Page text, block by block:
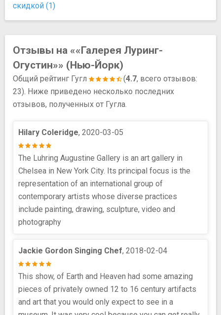
скидкой (1)
Отзывы на ««Галерея Луринг-
Огустин»» (Нью-Йорк)
Общий рейтинг Гугл (4.7, всего отзывов:
23). Ниже приведено несколько последних
отзывов, полученных от Гугла.
Hilary Coleridge, 2020-03-05
The Luhring Augustine Gallery is an art gallery in
Chelsea in New York City. Its principal focus is the
representation of an international group of
contemporary artists whose diverse practices
include painting, drawing, sculpture, video and
photography
Jackie Gordon Singing Chef, 2018-02-04
This show, of Earth and Heaven had some amazing
pieces of privately owned 12 to 16 century artifacts
and art that you would only expect to see in a